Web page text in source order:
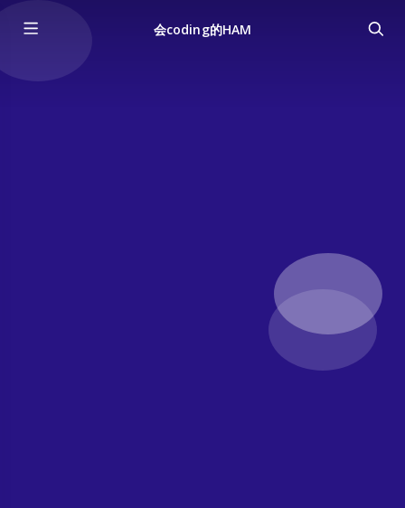
会coding的HAM